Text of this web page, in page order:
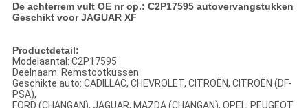
De achterrem vult OE nr op.: C2P17595 autovervangstukken
Geschikt voor JAGUAR XF
Productdetail:
Modelaantal: C2P17595
Deelnaam: Remstootkussen
Geschikte auto: CADILLAC, CHEVROLET, CITROËN, CITROËN (DF-
PSA),
FORD (CHANGAN), JAGUAR, MAZDA (CHANGAN), OPEL, PEUGEOT